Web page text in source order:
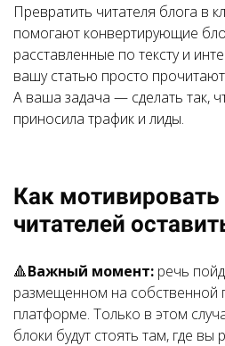
Превратить читателя блога в
помогают конвертирующие
расставленные по тексту и
вашу статью просто
А ваша задача — сделать так,
приносила трафик и лиды.
Как мотивировать
читателей
🔺Важный момент: речь
размещенном на собственной
платформе. Только в этом
блоки будут стоять там, где вы